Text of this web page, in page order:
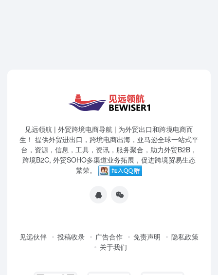
见远领航 | 外贸跨境电商导航 | 为外贸出口和跨境电商而
生！ 提供外贸进出口，跨境电商出海，亚马逊全球一站式平
台，资源，信息，工具，资讯，服务聚合，助力外贸B2B，
跨境B2C, 外贸SOHO多渠道业务拓展，促进跨境贸易生态
繁荣。
见远伙伴 投稿收录 广告合作 免责声明
隐私政策
关于我们